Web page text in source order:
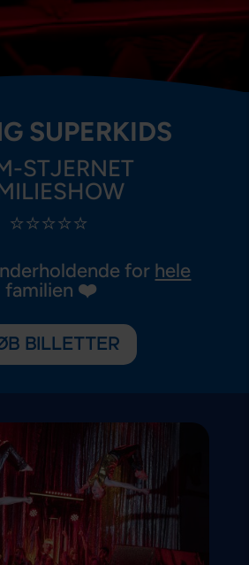
SUPERKIDS
STJERNET
⭐⭐⭐⭐⭐
for hele
familien ❤️
BILLETTER